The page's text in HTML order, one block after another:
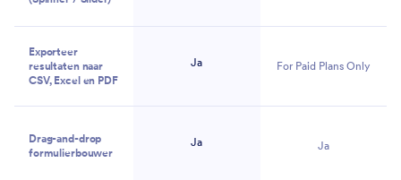
Exporteer
resultaten naar
CSV, Excel en PDF
Ja For Paid Plans Only
Drag-and-drop
formulierbouwer
Ja Ja